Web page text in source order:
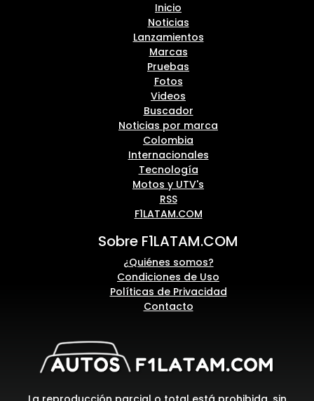
Inicio
Noticias
Lanzamientos
Marcas
Pruebas
Fotos
Videos
Buscador
Noticias por marca
Colombia
Internacionales
Tecnología
Motos y UTV's
RSS
F1LATAM.COM
Sobre F1LATAM.COM
¿Quiénes somos?
Condiciones de Uso
Políticas de Privacidad
Contacto